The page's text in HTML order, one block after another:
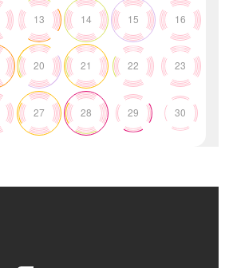
13 14 15 16
20 21 22 23
27 28 29 30